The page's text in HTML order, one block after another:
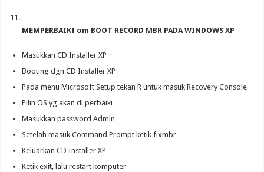
MEMPERBAIKI om BOOT RECORD MBR PADA WINDOWS XP
Masukkan CD Installer XP
Booting dgn CD Installer XP
Pada menu Microsoft Setup tekan R untuk masuk Recovery Console
Pilih OS yg akan di perbaiki
Masukkan password Admin
Setelah masuk Command Prompt ketik fixmbr
Keluarkan CD Installer XP
Ketik exit, lalu restart komputer